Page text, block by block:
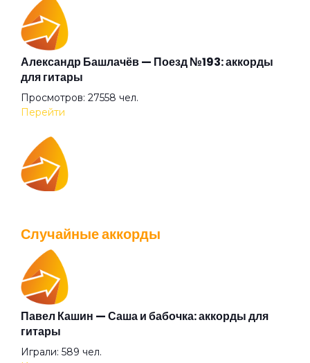
Ночной гость
Ода ванной комнате
Она была
Отель под названием "Брак"
Песня о Кроки
Песня простого человека
Подключайся к моей розетке
Александр Башлачёв — Поезд №193: аккорды
для гитары
Просмотров: 27558 чел.
Перейти
Перейти
Валентин Стрыкало — Gay porn: аккорды для
гитары
Случайные аккорды
Павел Кашин — Саша и бабочка: аккорды для
гитары
Играли: 589 чел.